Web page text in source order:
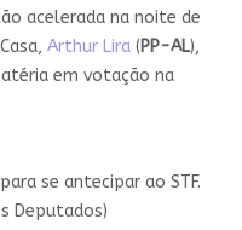
acelerada na noite de
Arthur Lira(PP-AL),
em votação na
se antecipar ao STF.
Deputados)